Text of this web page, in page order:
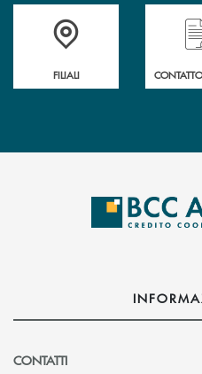
Trova la filiale più vicina a te
FILIALI
Hai
CONTATTI